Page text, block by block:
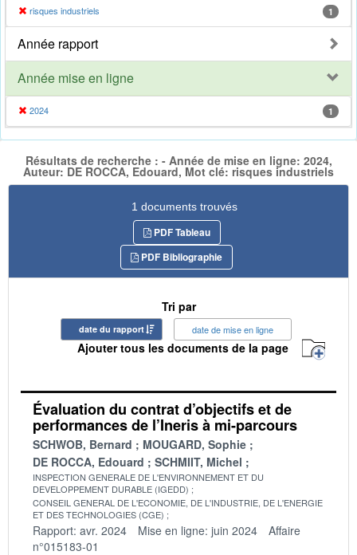
risques industriels 1
Année rapport
Année mise en ligne
2024 1
Résultats de recherche : - Année de mise en ligne: 2024,
Auteur: DE ROCCA, Edouard, Mot clé: risques industriels
1 documents trouvés
PDF Tableau
PDF Bibliographie
Tri par
date du rapport date de mise en ligne
Ajouter tous les documents de la page
Évaluation du contrat d’objectifs et de
performances de l’Ineris à mi-parcours
SCHWOB, Bernard
MOUGARD, Sophie
DE ROCCA, Edouard
SCHMIIT, Michel
INSPECTION GENERALE DE L'ENVIRONNEMENT ET DU
DEVELOPPEMENT DURABLE (IGEDD)
CONSEIL GENERAL DE L'ECONOMIE, DE L'INDUSTRIE, DE L'ENERGIE
ET DES TECHNOLOGIES (CGE)
Rapport: avr. 2024 Mise en ligne: juin 2024
Affaire
n°015183-01